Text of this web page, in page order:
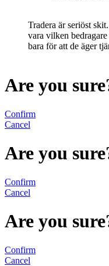
Tradera är seriöst
vara vilken
bara för att de äger
Are you
Confirm
Cancel
Are you
Confirm
Cancel
Are you
Confirm
Cancel